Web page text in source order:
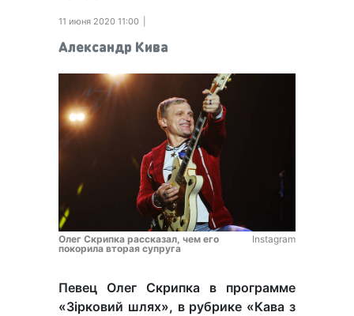
11 июня 2020 11:00
Александр Кива
Олег Скрипка рассказал, чем его
покорила вторая супруга
Instagram
Певец Олег Скрипка в программе
«Зірковий шлях», в рубрике «Кава з